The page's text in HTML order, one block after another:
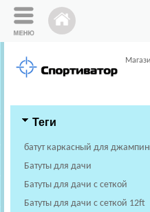
Теги
батут каркасный для
Батуты для дачи
Батуты для дачи с сеткой
Батуты для дачи с сеткой 12ft